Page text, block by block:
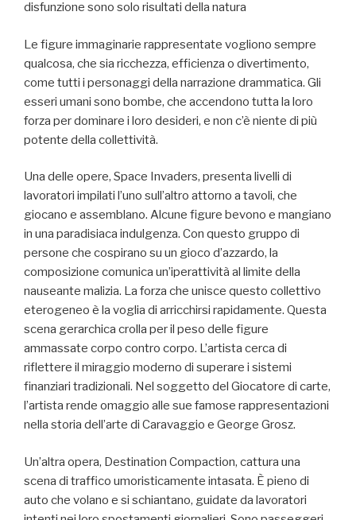
disfunzione sono solo risultati della natura
Le figure immaginarie rappresentate vogliono sempre
qualcosa, che sia ricchezza, efficienza o divertimento,
come tutti i personaggi della narrazione drammatica. Gli
esseri umani sono bombe, che accendono tutta la loro
forza per dominare i loro desideri, e non c’è niente di più
potente della collettività.
Una delle opere, Space Invaders, presenta livelli di
lavoratori impilati l’uno sull’altro attorno a tavoli, che
giocano e assemblano. Alcune figure bevono e mangiano
in una paradisiaca indulgenza. Con questo gruppo di
persone che cospirano su un gioco d’azzardo, la
composizione comunica un’iperattività al limite della
nauseante malizia. La forza che unisce questo collettivo
eterogeneo è la voglia di arricchirsi rapidamente. Questa
scena gerarchica crolla per il peso delle figure
ammassate corpo contro corpo. L’artista cerca di
riflettere il miraggio moderno di superare i sistemi
finanziari tradizionali. Nel soggetto del Giocatore di carte,
l’artista rende omaggio alle sue famose rappresentazioni
nella storia dell’arte di Caravaggio e George Grosz.
Un’altra opera, Destination Compaction, cattura una
scena di traffico umoristicamente intasata. È pieno di
auto che volano e si schiantano, guidate da lavoratori